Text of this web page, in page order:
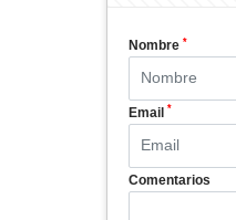
Nombre *
Email *
Comentarios